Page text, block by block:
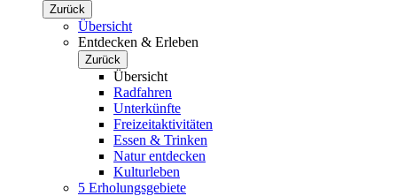
Zurück
Übersicht
Entdecken & Erleben
Zurück
Übersicht
Radfahren
Unterkünfte
Freizeitaktivitäten
Essen & Trinken
Natur entdecken
Kulturleben
5 Erholungsgebiete